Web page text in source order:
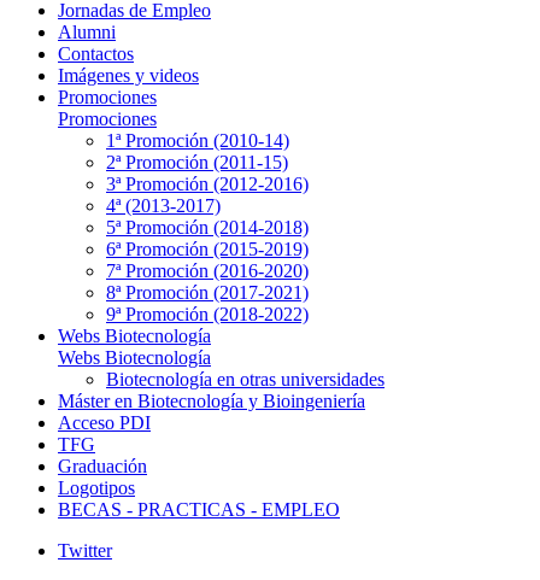
Jornadas de Empleo
Alumni
Contactos
Imágenes y videos
Promociones
Promociones
1ª Promoción (2010-14)
2ª Promoción (2011-15)
3ª Promoción (2012-2016)
4ª (2013-2017)
5ª Promoción (2014-2018)
6ª Promoción (2015-2019)
7ª Promoción (2016-2020)
8ª Promoción (2017-2021)
9ª Promoción (2018-2022)
Webs Biotecnología
Webs Biotecnología
Biotecnología en otras universidades
Máster en Biotecnología y Bioingeniería
Acceso PDI
TFG
Graduación
Logotipos
BECAS - PRACTICAS - EMPLEO
Twitter